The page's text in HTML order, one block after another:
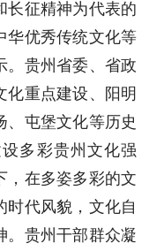
长征精神为代表的
华优秀传统文化等
。贵州省委、省政
化重点建设、阳明
、屯堡文化等历史
多彩贵州文化强
，在多姿多彩的文
时代风貌，文化自
。贵州干部群众凝